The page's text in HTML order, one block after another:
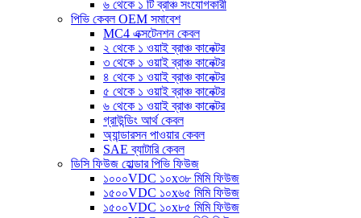
৬ থেকে ১ টি ব্রাঞ্চ সংযোগকারী
পিভি কেবল OEM সমাবেশ
MC4 এক্সটেনশন কেবল
২ থেকে ১ ওয়াই ব্রাঞ্চ কানেক্টর
৩ থেকে ১ ওয়াই ব্রাঞ্চ কানেক্টর
৪ থেকে ১ ওয়াই ব্রাঞ্চ কানেক্টর
৫ থেকে ১ ওয়াই ব্রাঞ্চ কানেক্টর
৬ থেকে ১ ওয়াই ব্রাঞ্চ কানেক্টর
গ্রাউন্ডিং আর্থ কেবল
অ্যান্ডারসন পাওয়ার কেবল
SAE ব্যাটারি কেবল
ডিসি ফিউজ হোল্ডার পিভি ফিউজ
১০০০VDC ১০x৩৮ মিমি ফিউজ
১৫০০VDC ১০x৬৫ মিমি ফিউজ
১৫০০VDC ১০x৮৫ মিমি ফিউজ